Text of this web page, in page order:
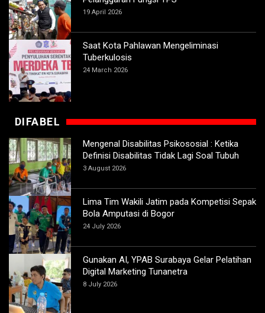
19 April 2026
Saat Kota Pahlawan Mengeliminasi
Tuberkulosis
24 March 2026
DIFABEL
Mengenal Disabilitas Psikososial : Ketika
Definisi Disabilitas Tidak Lagi Soal Tubuh
3 August 2026
Lima Tim Wakili Jatim pada Kompetisi Sepak
Bola Amputasi di Bogor
24 July 2026
Gunakan AI, YPAB Surabaya Gelar Pelatihan
Digital Marketing Tunanetra
8 July 2026